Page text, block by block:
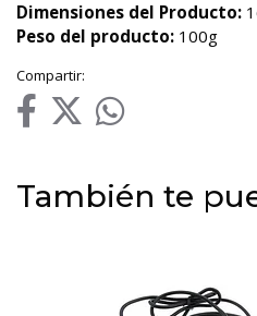
Dimensiones del Producto:
Peso del producto: 100g
Compartir:
También te